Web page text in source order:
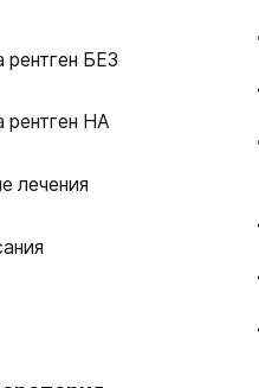
рентген БЕЗ
рентген НА
лечения